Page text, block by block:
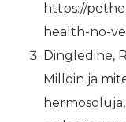
https://
health-no-
Dingledine,
Milloin ja